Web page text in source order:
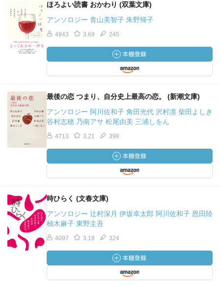
ほろよい読書 おかわり (双葉文庫)
アンソロジー 青山美智子 朱野帰子
4943 3.69 245
最後の恋 つまり、自分史上最高の恋。 (新潮文庫)
アンソロジー 阿川佐和子 角田光代 沢村凛 柴田よしき
谷村志穂 乃南アサ 松尾由美 三浦しをん
4713 3.21 398
時ひらく (文春文庫)
アンソロジー 辻村深月 伊坂幸太郎 阿川佐和子 恩田陸
柚木麻子 東野圭吾
4097 3.18 324